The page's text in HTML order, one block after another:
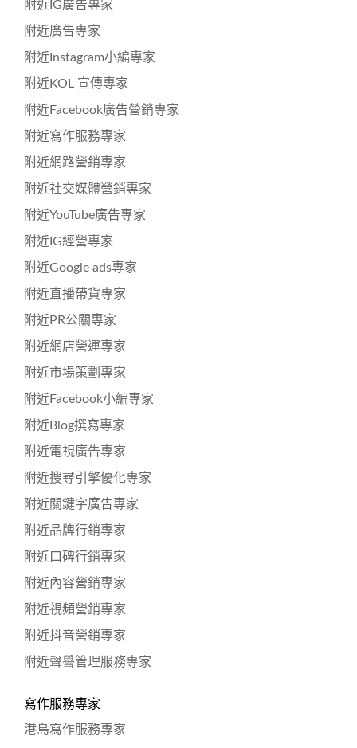
附近IG廣告專家
附近廣告專家
附近Instagram小編專家
附近KOL 宣傳專家
附近Facebook廣告營銷專家
附近寫作服務專家
附近網路營銷專家
附近社交媒體營銷專家
附近YouTube廣告專家
附近IG經營專家
附近Google ads專家
附近直播帶貨專家
附近PR公關專家
附近網店營運專家
附近市場策劃專家
附近Facebook小編專家
附近Blog撰寫專家
附近電視廣告專家
附近搜尋引擎優化專家
附近關鍵字廣告專家
附近品牌行銷專家
附近口碑行銷專家
附近內容營銷專家
附近視頻營銷專家
附近抖音營銷專家
附近聲譽管理服務專家
寫作服務專家
港島寫作服務專家